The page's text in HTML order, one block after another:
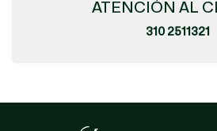
ATENCIÓN AL
310 2511321